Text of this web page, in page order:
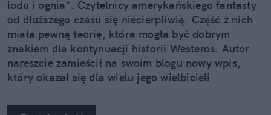
lodu i ognia". Czytelnicy amerykańskiego fantasty
od dłuższego czasu się niecierpliwią. Część z nich
miała pewną teorię, która mogła być dobrym
znakiem dla kontynuacji historii Westeros. Autor
nareszcie zamieścił na swoim blogu nowy wpis,
który okazał się dla wielu jego wielbicieli